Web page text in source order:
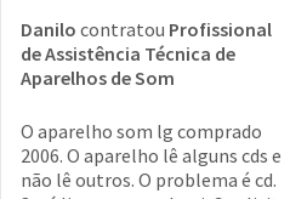
Danilo contratou Profissional
de Assistência Técnica de
Aparelhos de Som
O aparelho som lg comprado
2006. O aparelho lê alguns cds e
não lê outros. O problema é cd.